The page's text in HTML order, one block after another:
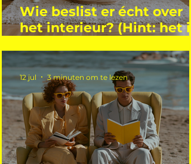
Wie beslist er écht over
het interieur? (Hint: het is
12 jul 3 minuten om te lezen